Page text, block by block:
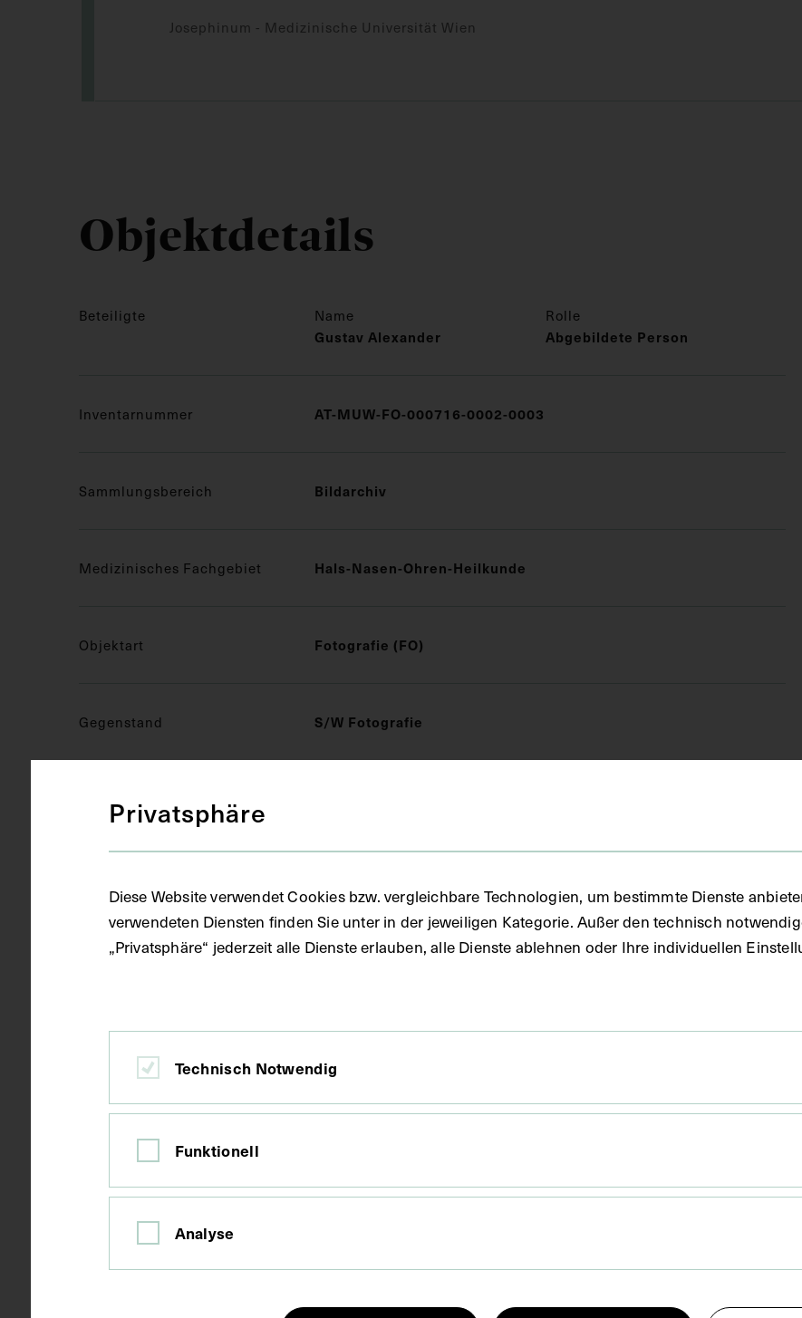
Josephinum - Medizinische Universität Wien
Objektdetails
Beteiligte Name Rolle
Gustav Alexander Abgebildete Person
Inventarnummer AT-MUW-FO-000716-0002-0003
Sammlungsbereich Bildarchiv
Medizinisches Fachgebiet Hals-Nasen-Ohren-Heilkunde
Objektart Fotografie (FO)
Gegenstand S/W Fotografie
Wien
Material Papier
Technik Fotografie
Maße Bildmaß 12,5 x 8,5 cm
Künstler:in, die die Büste 1933 angefertigt hat, ist unleserlich.
Privatsphäre
Diese Website verwendet Cookies bzw. vergleichbare Technologien, um bestimmte Dienste
verwendeten Diensten finden Sie unter in der jeweiligen Kategorie. Außer den technisch
„Privatsphäre“ jederzeit alle Dienste erlauben, alle Dienste ablehnen oder Ihre individuellen
Technisch Notwendig
Funktionell
Analyse